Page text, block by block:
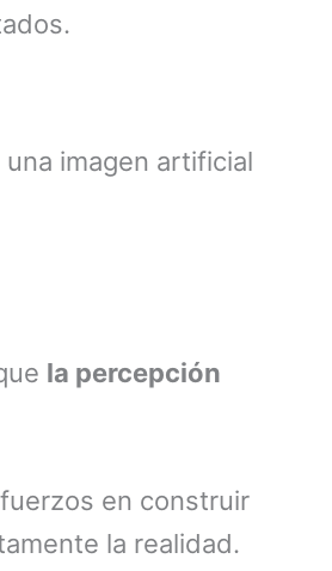
imagen artificial
la percepción
en construir
la realidad.